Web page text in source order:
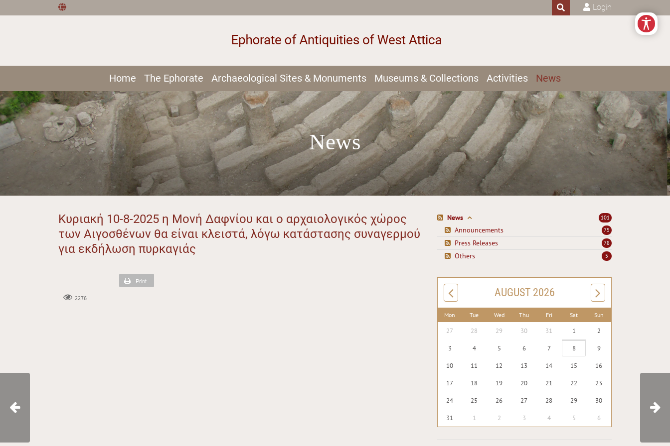
Login
Home The Ephorate Archaeological Sites & Monuments Museums & Collections Activities News
News
Κυριακή 10-8-2025 η Μονή Δαφνίου και ο αρχαιολογικός χώρος
των Αιγοσθένων θα είναι κλειστά, λόγω κατάστασης συναγερμού
για εκδήλωση πυρκαγιάς
Print
2276
101
News
75
Announcements
78
Press Releases
5
Others
AUGUST 2026
Mon Tue Wed Thu Fri Sat Sun
27 28 29 30 31 1 2
3 4 5 6 7 8 9
10 11 12 13 14 15 16
17 18 19 20 21 22 23
24 25 26 27 28 29 30
31 1 2 3 4 5 6